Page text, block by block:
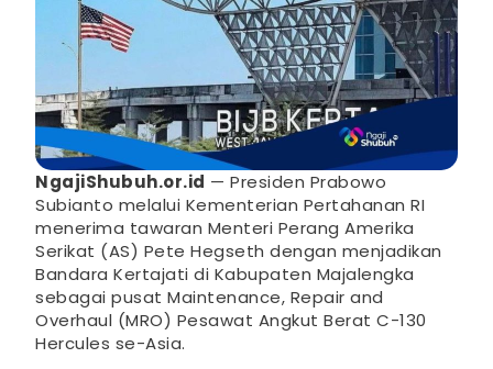
NgajiShubuh.or.id — Presiden Prabowo
Subianto melalui Kementerian Pertahanan RI
menerima tawaran Menteri Perang Amerika
Serikat (AS) Pete Hegseth dengan menjadikan
Bandara Kertajati di Kabupaten Majalengka
sebagai pusat Maintenance, Repair and
Overhaul (MRO) Pesawat Angkut Berat C-130
Hercules se-Asia.